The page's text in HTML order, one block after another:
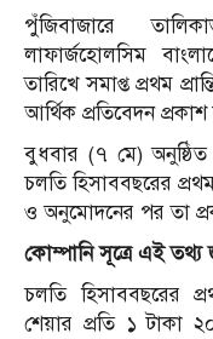
পুঁজিবাজারে
লাফার্জহোলসিম
তারিখে সমাপ্ত প্রথম
আর্থিক প্রতিবেদন প্রকাশ
বুধবার (৭ মে) অনুষ্ঠিত
চলতি হিসাববছরের
ও অনুমোদনের পর তা
কোম্পানি সূত্রে এই তথ্য
চলতি হিসাববছরের
শেয়ার প্রতি ১